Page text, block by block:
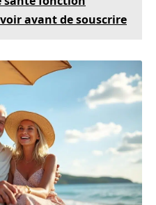
avant de souscrire